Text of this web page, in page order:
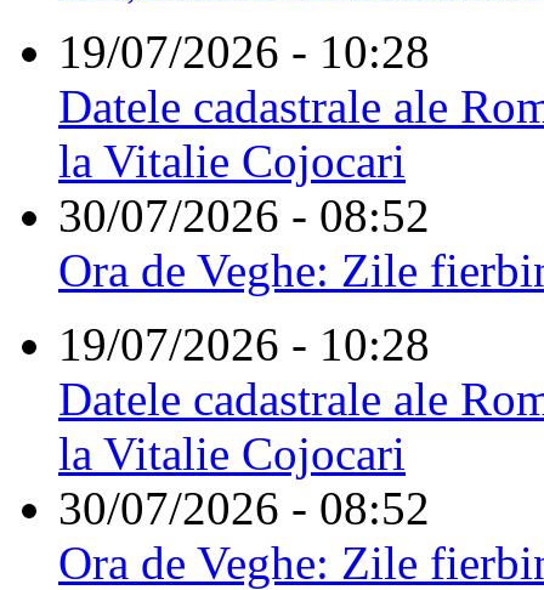
19/07/2026 - 10:28
Datele cadastrale ale
la Vitalie Cojocari
30/07/2026 - 08:52
Ora de Veghe: Zile
19/07/2026 - 10:28
Datele cadastrale ale
la Vitalie Cojocari
30/07/2026 - 08:52
Ora de Veghe: Zile